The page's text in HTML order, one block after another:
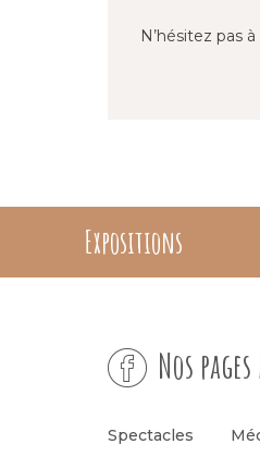
N’hésitez pas
Expositions
Nos
Spectacles